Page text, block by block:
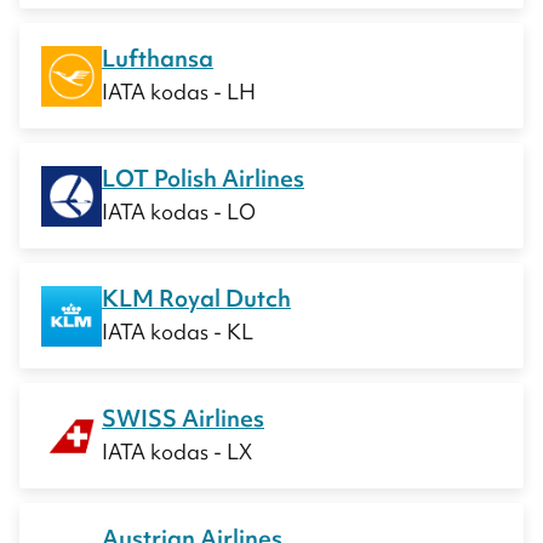
Lufthansa
IATA kodas - LH
LOT Polish Airlines
IATA kodas - LO
KLM Royal Dutch
IATA kodas - KL
SWISS Airlines
IATA kodas - LX